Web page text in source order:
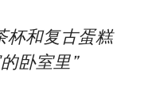
杯和复古蛋糕
卧室里”